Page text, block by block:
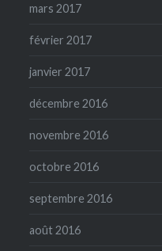
mars 2017
février 2017
janvier 2017
décembre 2016
novembre 2016
octobre 2016
septembre 2016
août 2016